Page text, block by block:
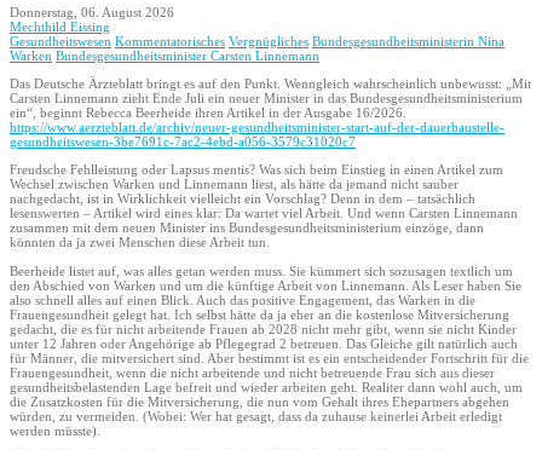
Donnerstag, 06. August 2026
Mechthild Eissing
Gesundheitswesen Kommentatorisches Vergnügliches Bundesgesundheitsministerin Nina
Warken Bundesgesundheitsminister Carsten Linnemann
Das Deutsche Ärzteblatt bringt es auf den Punkt. Wenngleich wahrscheinlich unbewusst: „Mit
Carsten Linnemann zieht Ende Juli ein neuer Minister in das Bundesgesundheitsministerium
ein“, beginnt Rebecca Beerheide ihren Artikel in der Ausgabe 16/2026.
https://www.aerzteblatt.de/archiv/neuer-gesundheitsminister-start-auf-der-dauerbaustelle-
gesundheitswesen-3be7691c-7ac2-4ebd-a056-3579c31020c7
Freudsche Fehlleistung oder Lapsus mentis? Was sich beim Einstieg in einen Artikel zum
Wechsel zwischen Warken und Linnemann liest, als hätte da jemand nicht sauber
nachgedacht, ist in Wirklichkeit vielleicht ein Vorschlag? Denn in dem – tatsächlich
lesenswerten – Artikel wird eines klar: Da wartet viel Arbeit. Und wenn Carsten Linnemann
zusammen mit dem neuen Minister ins Bundesgesundheitsministerium einzöge, dann
könnten da ja zwei Menschen diese Arbeit tun.
Beerheide listet auf, was alles getan werden muss. Sie kümmert sich sozusagen textlich um
den Abschied von Warken und um die künftige Arbeit von Linnemann. Als Leser haben Sie
also schnell alles auf einen Blick. Auch das positive Engagement, das Warken in die
Frauengesundheit gelegt hat. Ich selbst hätte da ja eher an die kostenlose Mitversicherung
gedacht, die es für nicht arbeitende Frauen ab 2028 nicht mehr gibt, wenn sie nicht Kinder
unter 12 Jahren oder Angehörige ab Pflegegrad 2 betreuen. Das Gleiche gilt natürlich auch
für Männer, die mitversichert sind. Aber bestimmt ist es ein entscheidender Fortschritt für die
Frauengesundheit, wenn die nicht arbeitende und nicht betreuende Frau sich aus dieser
gesundheitsbelastenden Lage befreit und wieder arbeiten geht. Realiter dann wohl auch, um
die Zusatzkosten für die Mitversicherung, die nun vom Gehalt ihres Ehepartners abgehen
würden, zu vermeiden. (Wobei: Wer hat gesagt, dass da zuhause keinerlei Arbeit erledigt
werden müsste).